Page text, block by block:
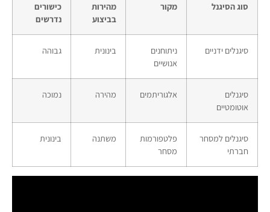
סוג הסיגנל מקור
מהירות
בביצוע
כישורים
נדרשים
סיגנלים ידניים
ניתוחנים
אנושיים
בינונית גבוהה
סיגנלים
אוטומטיים
אלגוריתמים מהירה נמוכה
סיגנלים למסחר
חברתי
פלטפורמות
מסחר
משתנה בינונית